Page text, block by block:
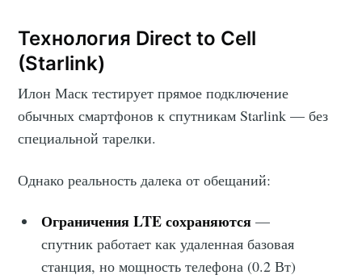
Технология Direct to Cell
(Starlink)
Илон Маск тестирует прямое подключение
обычных смартфонов к спутникам Starlink — без
специальной тарелки.
Однако реальность далека от обещаний:
Ограничения LTE сохраняются —
спутник работает как удаленная базовая
станция, но мощность телефона (0.2 Вт)